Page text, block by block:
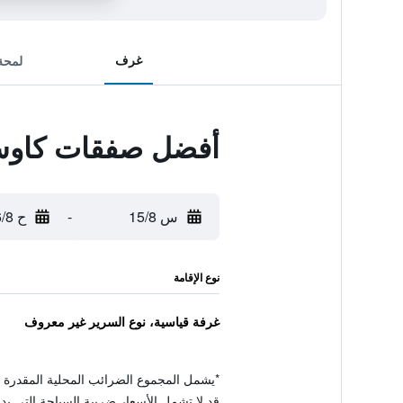
غرف
أفضل صفقات
س 15/8 - ح 16/8
نوع الإقامة
غرفة قياسية، نوع السرير غير معروف
*يشمل المجموع الضرائب المحلية